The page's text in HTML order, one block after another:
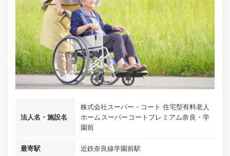
法人名・施設名
株式会社スーパー・コート 住宅型有料老人
ホームスーパーコートプレミアム奈良・学
園前
最寄駅 近鉄奈良線学園前駅